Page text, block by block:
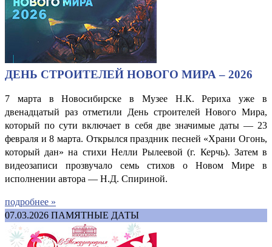
ДЕНЬ СТРОИТЕЛЕЙ НОВОГО МИРА – 2026
7 марта в Новосибирске в Музее Н.К. Рериха уже в
двенадцатый раз отметили День строителей Нового Мира,
который по сути включает в себя две значимые даты — 23
февраля и 8 марта. Открылся праздник песней «Храни Огонь,
который дан» на стихи Нелли Рылеевой (г. Керчь). Затем в
видеозаписи прозвучало семь стихов о Новом Мире в
исполнении автора — Н.Д. Спириной.
подробнее »
07.03.2026 ПАМЯТНЫЕ ДАТЫ